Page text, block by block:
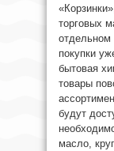
торговых
отдельном
покупки
бытовая
товары
будут
масло,